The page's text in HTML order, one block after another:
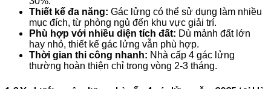
Thiết kế đa năng: Gác lửng có thể sử dụng làm nhiều
mục đích, từ phòng ngủ đến khu vực giải trí.
Phù hợp với nhiều diện tích đất: Dù mảnh đất lớn
hay nhỏ, thiết kế gác lửng vẫn phù hợp.
Thời gian thi công nhanh: Nhà cấp 4 gác lửng
thường hoàn thiện chỉ trong vòng 2-3 tháng.